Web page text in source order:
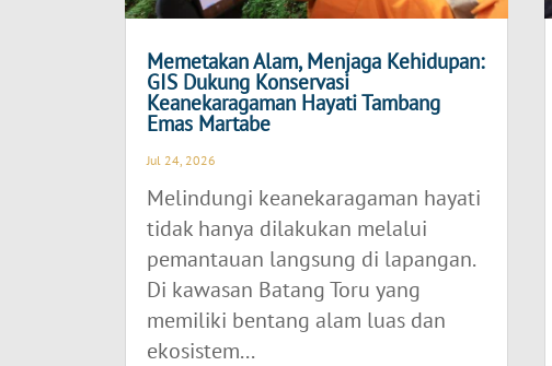
Memetakan Alam, Menjaga Kehidupan:
GIS Dukung Konservasi
Keanekaragaman Hayati Tambang
Emas Martabe
Jul 24, 2026
Melindungi keanekaragaman hayati
tidak hanya dilakukan melalui
pemantauan langsung di lapangan.
Di kawasan Batang Toru yang
memiliki bentang alam luas dan
ekosistem...